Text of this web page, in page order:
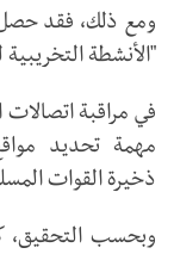
ومع ذلك، فقد حصل
"الأنشطة التخريبية
في مراقبة اتصالات
مهمة تحديد
ذخيرة القوات
وبحسب التحقيق،